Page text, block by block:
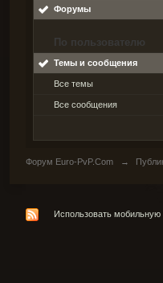
Форумы
По пользователю
Темы и сообщения
Все темы
Все сообщения
Форум Euro-PvP.Com →
Использовать